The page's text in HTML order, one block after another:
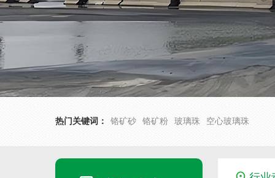
热门关键词： 铬矿砂 铬矿粉 玻璃珠 空心玻璃珠